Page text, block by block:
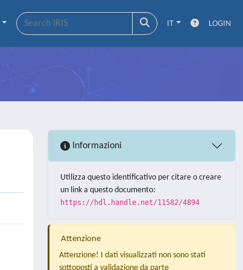
IT LOGIN
Informazioni
Utilizza questo identificativo per citare o creare
un link a questo documento:
https://hdl.handle.net/11582/4894
Attenzione
Attenzione! I dati visualizzati non sono stati
sottoposti a validazione da parte